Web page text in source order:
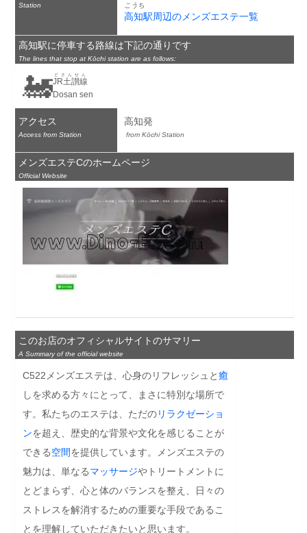
Station
こうち
高知駅周辺のメンズエステ一覧
高知駅に停車する路線は下記の通りです
The lines that stop at Kōchi station are as follows:
🚂JR土讃線
どさんせん
Dosan sen
アクセス
Access from Station
高知発
from Kōchi Station
メンズエステCのホームページ
Official Website
このお店のオフィシャルサイトのサマリー
A Summary of the official website
C522メンズエステは、心身のリフレッシュと癒
しを求める方々にとって、まさに特別な場所で
す。私たちのエステは、ただのリラクゼーショ
ンを超え、歴史的な背景や文化を感じることが
できる空間を提供しています。メンズエステの
魅力は、単なるマッサージやトリートメントに
とどまらず、心と体のバランスを整え、日々の
ストレスを解消するための重要な手段であるこ
とを理解していただきたいと思います。